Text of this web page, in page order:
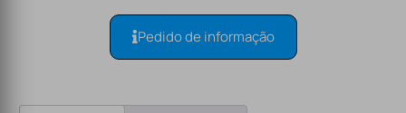
Pedido de informação